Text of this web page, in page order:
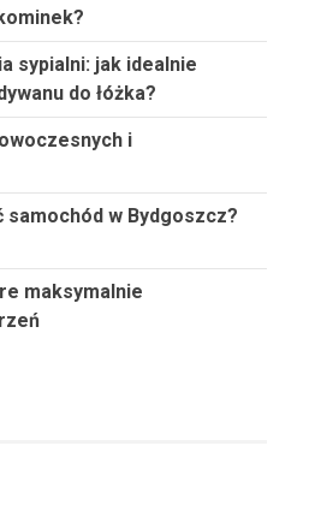
sypialni: jak idealnie
do łóżka?
i
w Bydgoszcz?
maksymalnie